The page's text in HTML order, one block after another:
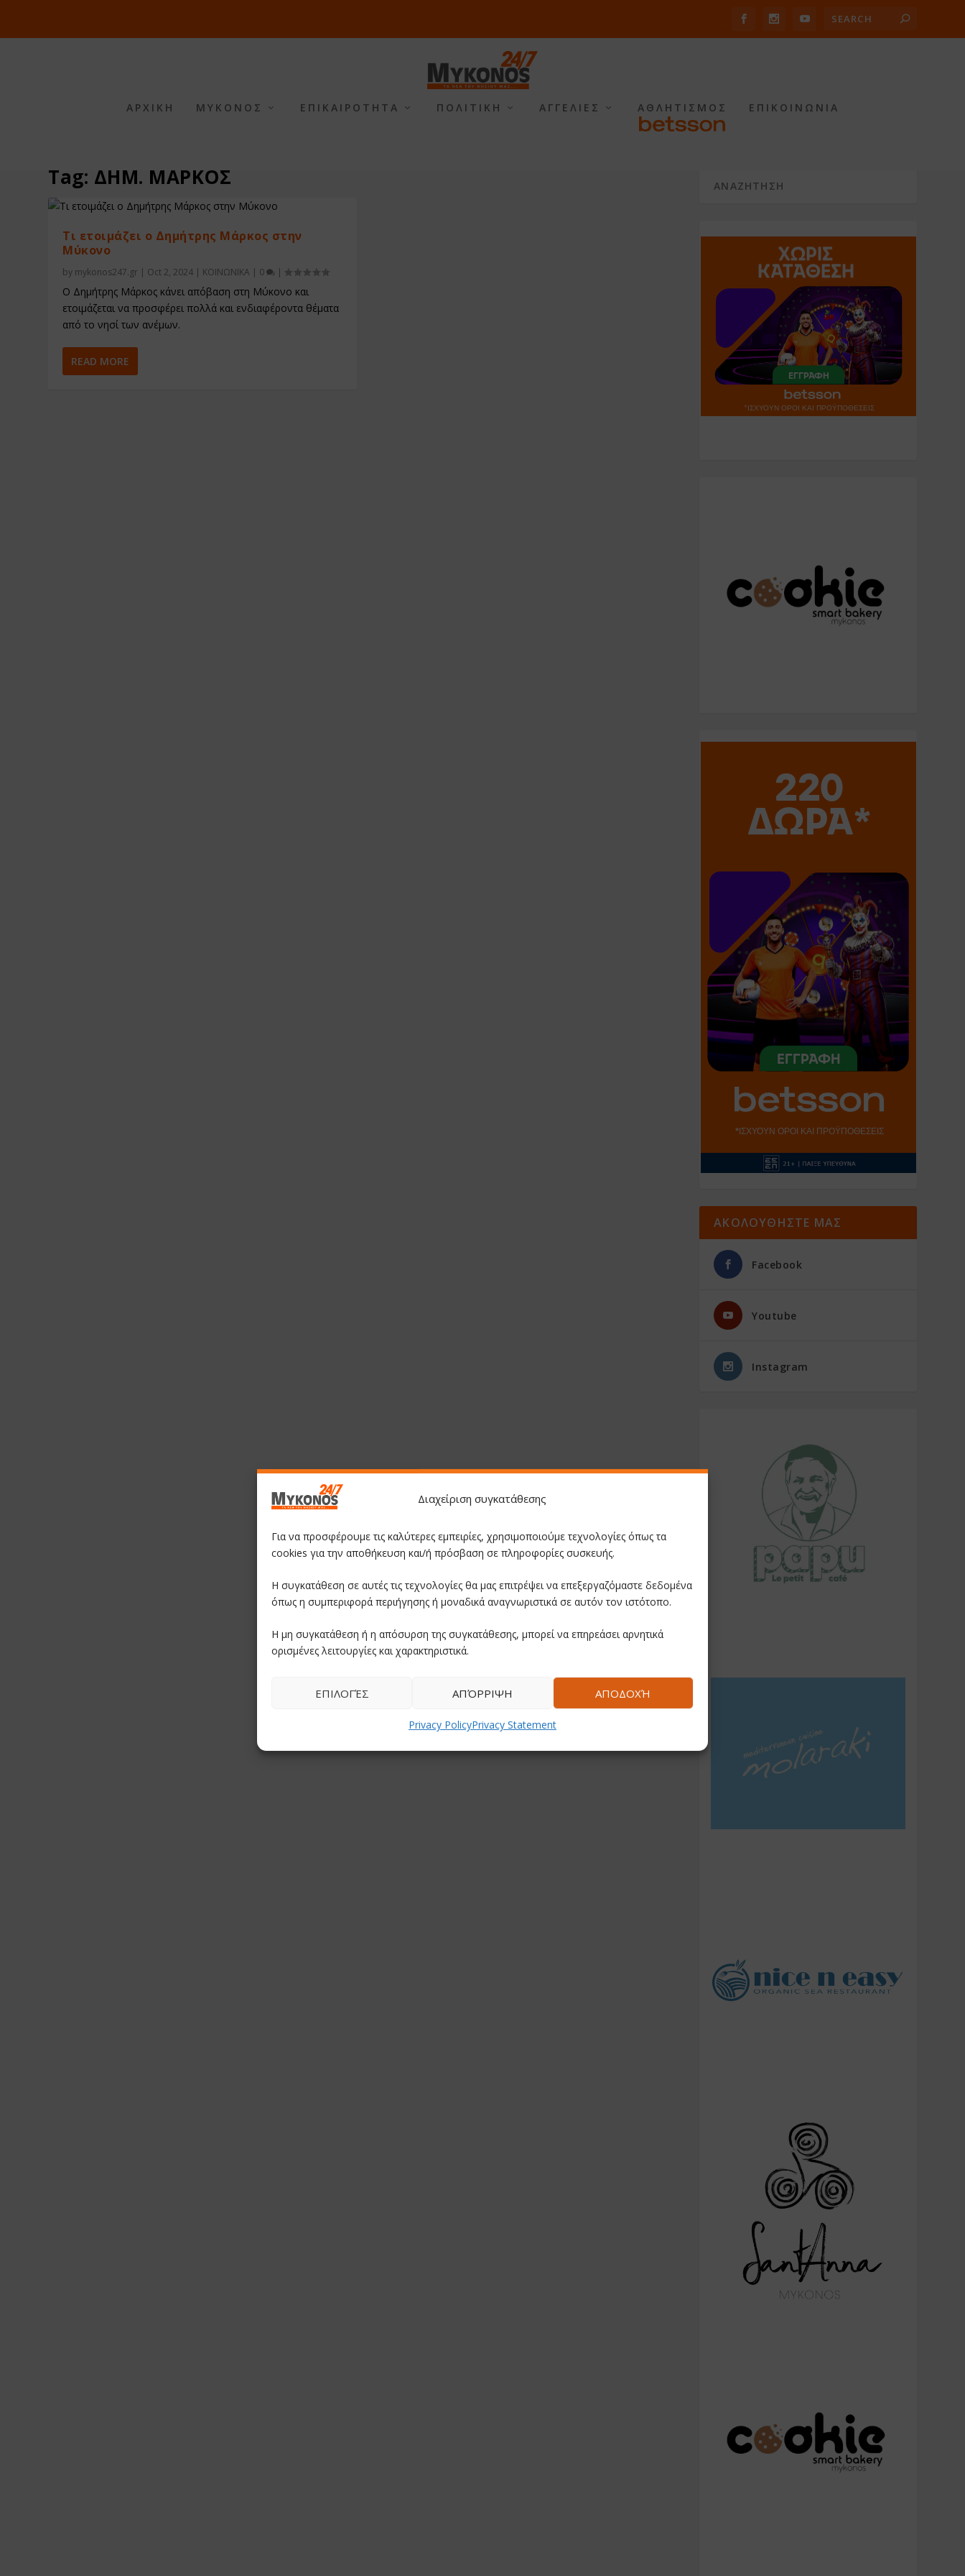
Διαχείριση συγκατάθεσης
Για να προσφέρουμε τις καλύτερες εμπειρίες, χρησιμοποιούμε τεχνολογίες όπως τα
cookies για την αποθήκευση και/ή πρόσβαση σε πληροφορίες συσκευής.
Η συγκατάθεση σε αυτές τις τεχνολογίες θα μας επιτρέψει να επεξεργαζόμαστε δεδομένα
όπως η συμπεριφορά περιήγησης ή μοναδικά αναγνωριστικά σε αυτόν τον ιστότοπο.
Η μη συγκατάθεση ή η απόσυρση της συγκατάθεσης, μπορεί να επηρεάσει αρνητικά
ορισμένες λειτουργίες και χαρακτηριστικά.
ΑΠΟΔΟΧΉ
ΑΠΌΡΡΙΨΗ
ΕΠΙΛΟΓΈΣ
Privacy PolicyPrivacy Statement
ΑΡΧΙΚΗ ΜΥΚΟΝΟΣ ΕΠΙΚΑΙΡΟΤΗΤΑ ΠΟΛΙΤΙΚΗ ΑΓΓΕΛΙΕΣ ΑΘΛΗΤΙΣΜΟΣ ΕΠΙΚΟΙΝΩΝΙΑ
Tag: ΔΗΜ. ΜΑΡΚΟΣ
Τι ετοιμάζει ο Δημήτρης Μάρκος στην
Μύκονο
by mykonos247.gr | Oct 2, 2024 | ΚΟΙΝΩΝΙΚΑ | 0 |
Ο Δημήτρης Μάρκος κάνει απόβαση στη Μύκονο και
ετοιμάζεται να προσφέρει πολλά και ενδιαφέροντα θέματα
από το νησί των ανέμων.
READ MORE
ΑΚΟΛΟΥΘΗΣΤΕ ΜΑΣ
Facebook
Youtube
Instagram